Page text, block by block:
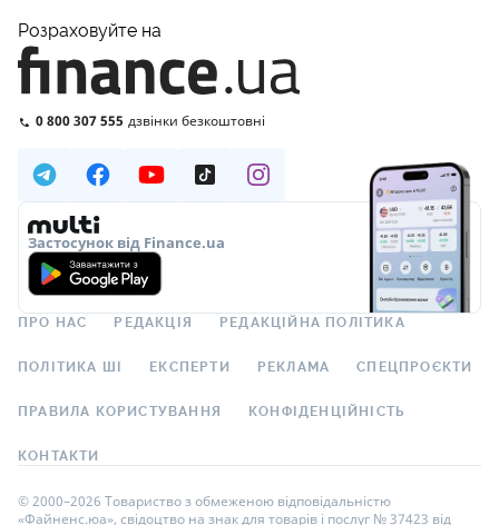
Розраховуйте на
0 800 307 555 дзвінки безкоштовні
Застосунок від Finance.ua
ПРО НАС РЕДАКЦІЯ РЕДАКЦІЙНА ПОЛІТИКА
ПОЛІТИКА ШІ ЕКСПЕРТИ РЕКЛАМА СПЕЦПРОЄКТИ
ПРАВИЛА КОРИСТУВАННЯ КОНФІДЕНЦІЙНІСТЬ
КОНТАКТИ
© 2000–2026 Товариство з обмеженою відповідальністю
«Файненс.юа», свідоцтво на знак для товарів і послуг № 37423 від